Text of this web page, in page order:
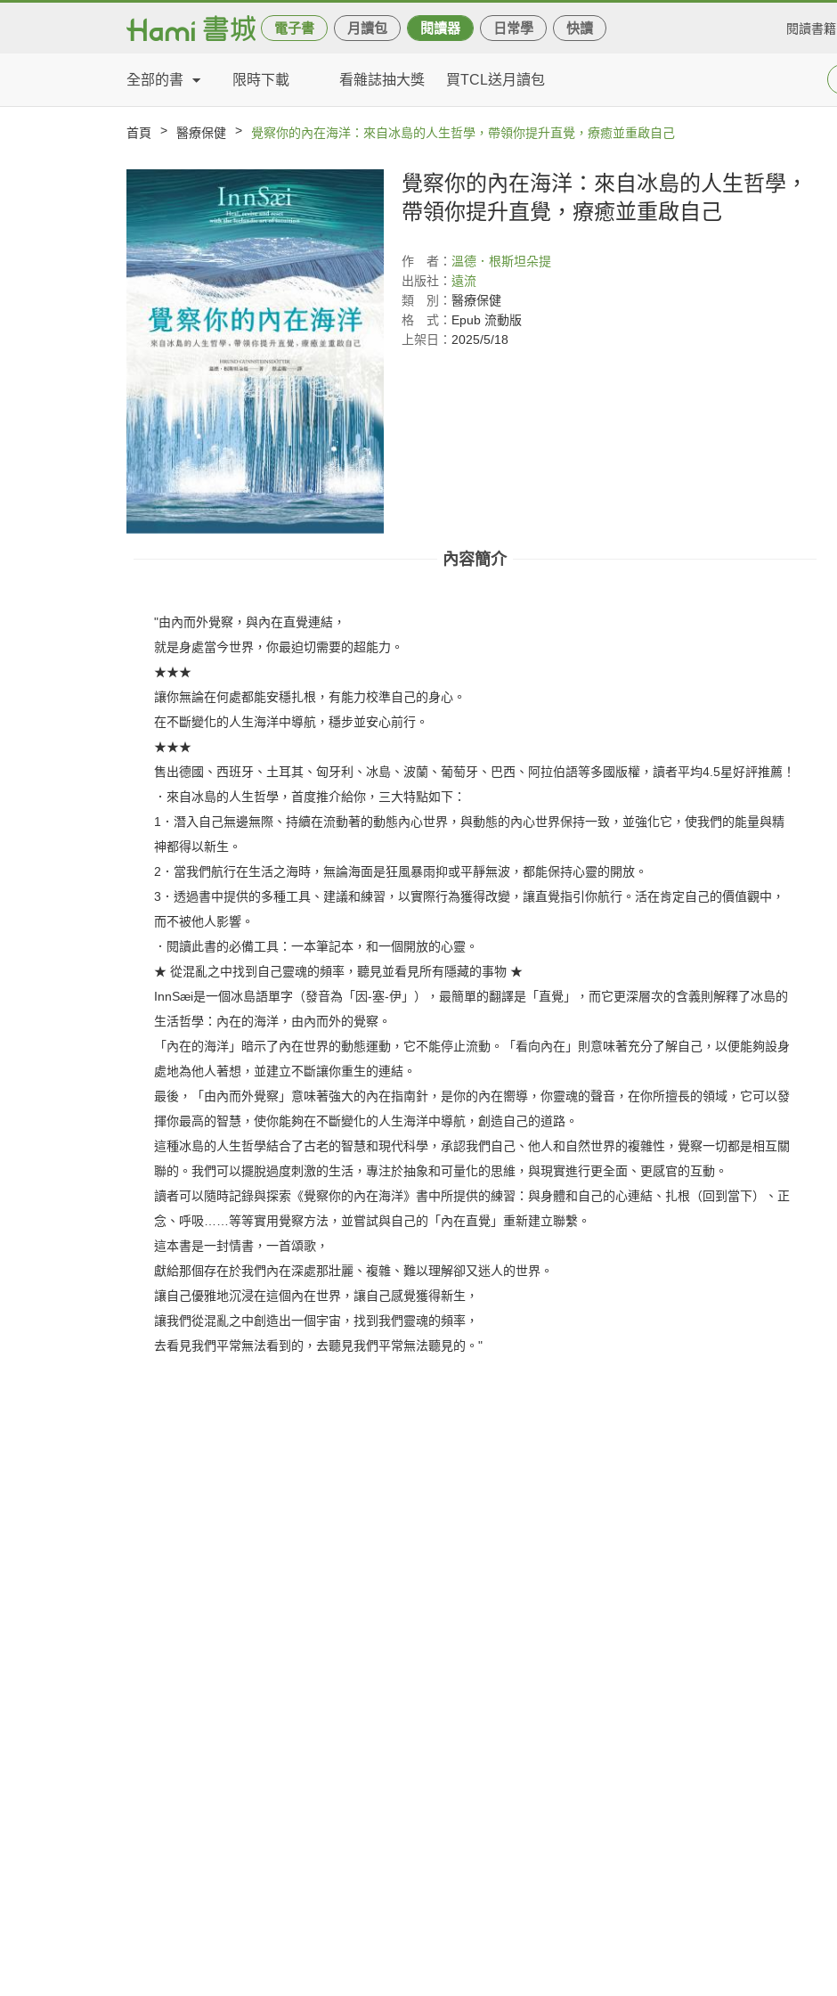
電子書 月讀包 閱讀器 日常學 快讀 閱讀書籍
全部的書 限時下載 看雜誌抽大獎 買TCL送月讀包
首頁 > 醫療保健 > 覺察你的內在海洋：來自冰島的人生哲學，帶領你提升直覺，療癒並重啟自己
覺察你的內在海洋：來自冰島的人生哲學，
帶領你提升直覺，療癒並重啟自己
作 者： 溫德．根斯坦朵提
出版社： 遠流
類
別： 醫療保健
格
式： Epub 流動版
上架日： 2025/5/18
內容簡介
"由內而外覺察，與內在直覺連結，
就是身處當今世界，你最迫切需要的超能力。
★★★
讓你無論在何處都能安穩扎根，有能力校準自己的身心。
在不斷變化的人生海洋中導航，穩步並安心前行。
★★★
售出德國、西班牙、土耳其、匈牙利、冰島、波蘭、葡萄牙、巴西、阿拉伯語等多國版權，讀者平均4.5星好評推薦！
．來自冰島的人生哲學，首度推介給你，三大特點如下：
1．潛入自己無邊無際、持續在流動著的動態內心世界，與動態的內心世界保持一致，並強化它，使我們的能量與精
神都得以新生。
2．當我們航行在生活之海時，無論海面是狂風暴雨抑或平靜無波，都能保持心靈的開放。
3．透過書中提供的多種工具、建議和練習，以實際行為獲得改變，讓直覺指引你航行。活在肯定自己的價值觀中，
而不被他人影響。
．閱讀此書的必備工具：一本筆記本，和一個開放的心靈。
★ 從混亂之中找到自己靈魂的頻率，聽見並看見所有隱藏的事物 ★
InnSæi是一個冰島語單字（發音為「因-塞-伊」），最簡單的翻譯是「直覺」，而它更深層次的含義則解釋了冰島的
生活哲學：內在的海洋，由內而外的覺察。
「內在的海洋」暗示了內在世界的動態運動，它不能停止流動。「看向內在」則意味著充分了解自己，以便能夠設身
處地為他人著想，並建立不斷讓你重生的連結。
最後，「由內而外覺察」意味著強大的內在指南針，是你的內在嚮導，你靈魂的聲音，在你所擅長的領域，它可以發
揮你最高的智慧，使你能夠在不斷變化的人生海洋中導航，創造自己的道路。
這種冰島的人生哲學結合了古老的智慧和現代科學，承認我們自己、他人和自然世界的複雜性，覺察一切都是相互關
聯的。我們可以擺脫過度刺激的生活，專注於抽象和可量化的思維，與現實進行更全面、更感官的互動。
讀者可以隨時記錄與探索《覺察你的內在海洋》書中所提供的練習：與身體和自己的心連結、扎根（回到當下）、正
念、呼吸……等等實用覺察方法，並嘗試與自己的「內在直覺」重新建立聯繫。
這本書是一封情書，一首頌歌，
獻給那個存在於我們內在深處那壯麗、複雜、難以理解卻又迷人的世界。
讓自己優雅地沉浸在這個內在世界，讓自己感覺獲得新生，
讓我們從混亂之中創造出一個宇宙，找到我們靈魂的頻率，
去看見我們平常無法看到的，去聽見我們平常無法聽見的。"